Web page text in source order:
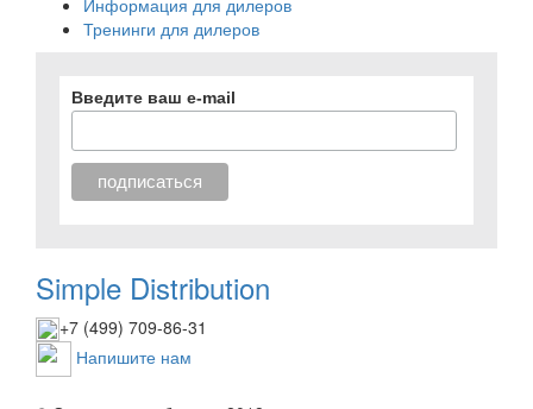
Тренинги для дилеров
Введите ваш e-mail
Simple Distribution
+7 (499) 709-86-31
Напишите нам